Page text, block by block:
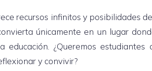
recursos infinitos y posibilidades
únicamente en un lugar
educación. ¿Queremos
y convivir?